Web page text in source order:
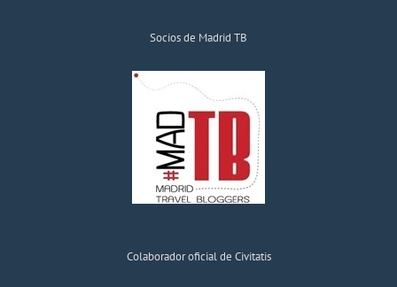
Socios de Madrid TB
Colaborador oficial de Civitatis